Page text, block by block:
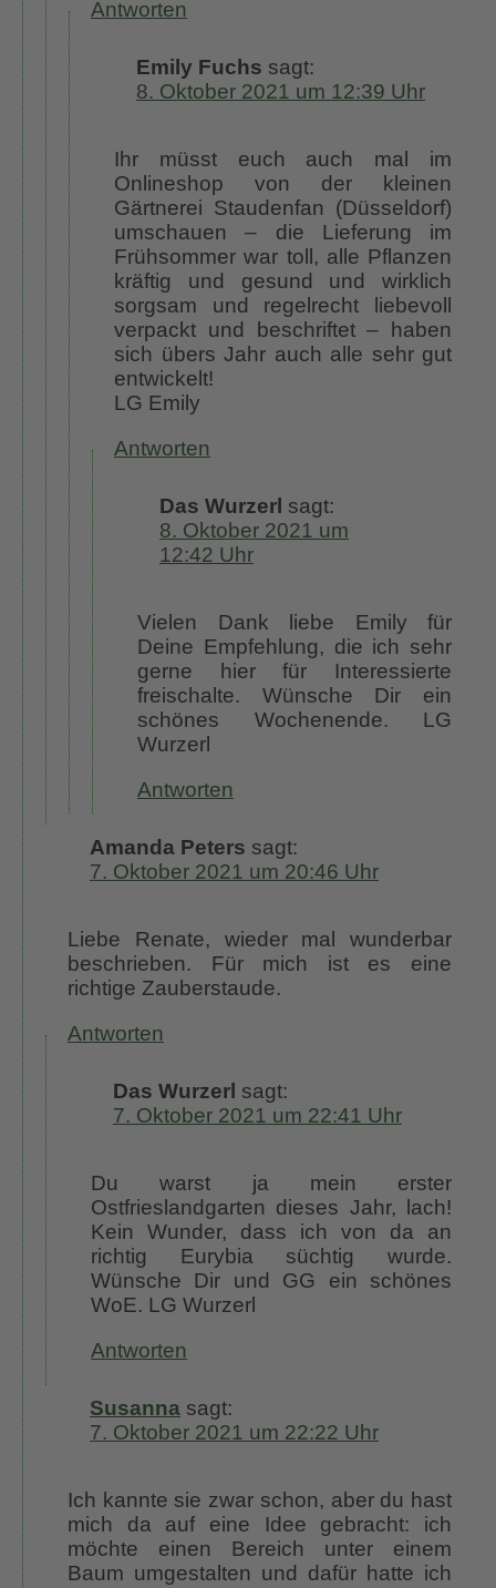
Antworten
Emily Fuchs sagt:
8. Oktober 2021 um 12:39 Uhr
Ihr müsst euch auch mal im
Onlineshop von der kleinen
Gärtnerei Staudenfan (Düsseldorf)
umschauen – die Lieferung im
Frühsommer war toll, alle Pflanzen
kräftig und gesund und wirklich
sorgsam und regelrecht liebevoll
verpackt und beschriftet – haben
sich übers Jahr auch alle sehr gut
entwickelt!
LG Emily
Antworten
Das Wurzerl sagt:
8. Oktober 2021 um
12:42 Uhr
Vielen Dank liebe Emily für
Deine Empfehlung, die ich sehr
gerne hier für Interessierte
freischalte. Wünsche Dir ein
schönes Wochenende. LG
Wurzerl
Antworten
Amanda Peters sagt:
7. Oktober 2021 um 20:46 Uhr
Liebe Renate, wieder mal wunderbar
beschrieben. Für mich ist es eine
richtige Zauberstaude.
Antworten
Das Wurzerl sagt:
7. Oktober 2021 um 22:41 Uhr
Du warst ja mein erster
Ostfrieslandgarten dieses Jahr, lach!
Kein Wunder, dass ich von da an
richtig Eurybia süchtig wurde.
Wünsche Dir und GG ein schönes
WoE. LG Wurzerl
Antworten
Susanna sagt:
7. Oktober 2021 um 22:22 Uhr
Ich kannte sie zwar schon, aber du hast
mich da auf eine Idee gebracht: ich
möchte einen Bereich unter einem
Baum umgestalten und dafür hatte ich